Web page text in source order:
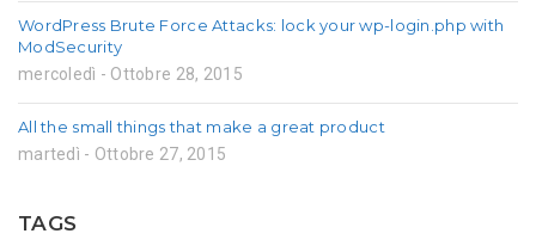
WordPress Brute Force Attacks: lock your wp-login.php with
ModSecurity
mercoledì - Ottobre 28, 2015
All the small things that make a great product
martedì - Ottobre 27, 2015
TAGS